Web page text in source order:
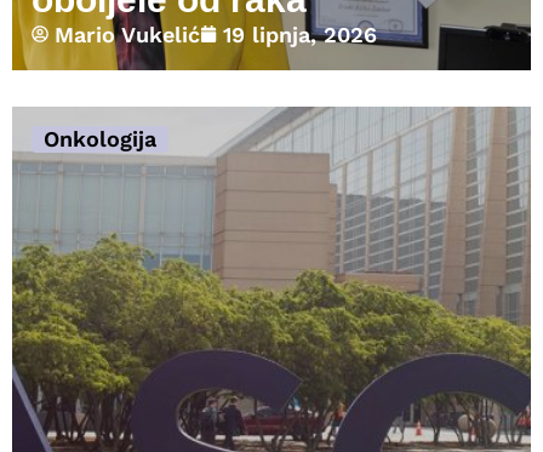
Mario Vukelić 19 lipnja, 2026
Onkologija